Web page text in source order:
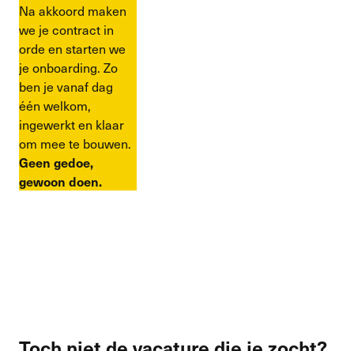
Na akkoord maken
we je contract in
orde en starten we
je onboarding. Zo
ben je vanaf dag
één welkom,
ingewerkt en klaar
om mee te bouwen.
Geen gedoe,
gewoon doen.